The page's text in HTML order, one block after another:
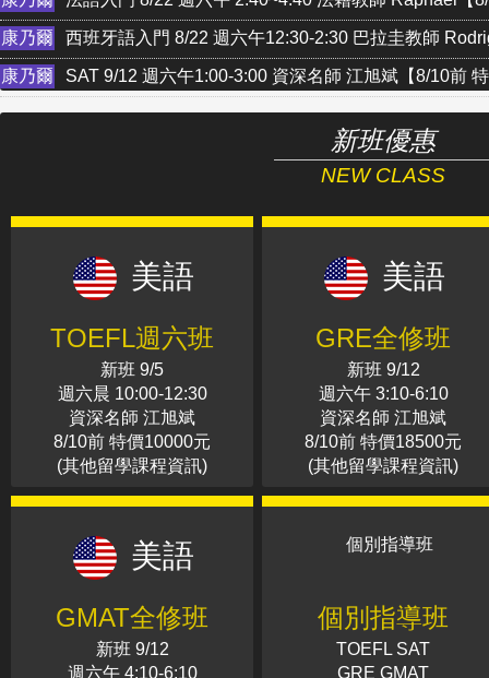
康乃爾 西班牙語入門 8/22 週六午12:30-2:30 巴拉圭教師
康乃爾 SAT 9/12 週六午1:00-3:00 資深名師 江旭斌【8/10前
新班優惠
NEW CLASS
美語
TOEFL週六班
新班 9/5
週六晨 10:00-12:30
資深名師 江旭斌
8/10前 特價10000元
(其他留學課程資訊)
美語
GRE全修班
新班 9/12
週六午 3:10-6:10
資深名師 江旭斌
8/10前 特價18500元
(其他留學課程資訊)
美語
GMAT全修班
新班 9/12
週六午 4:10-6:10
個別指導班
個別指導班
TOEFL SAT
GRE GMAT